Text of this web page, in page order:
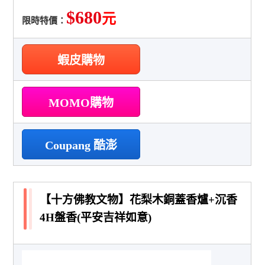
限時特價： $680元
蝦皮購物
MOMO購物
Coupang 酷澎
【十方佛教文物】花梨木銅蓋香爐+沉香
4H盤香(平安吉祥如意)